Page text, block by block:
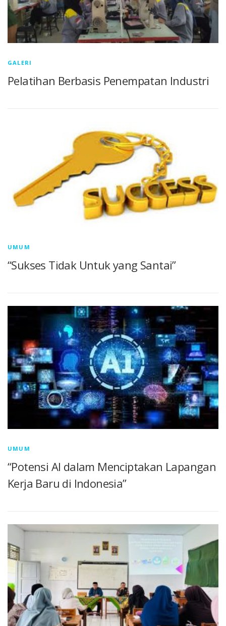
GALERI
Pelatihan Berbasis Penempatan Industri
UMUM
“Sukses Tidak Untuk yang Santai”
UMUM
“Potensi AI dalam Menciptakan Lapangan
Kerja Baru di Indonesia”